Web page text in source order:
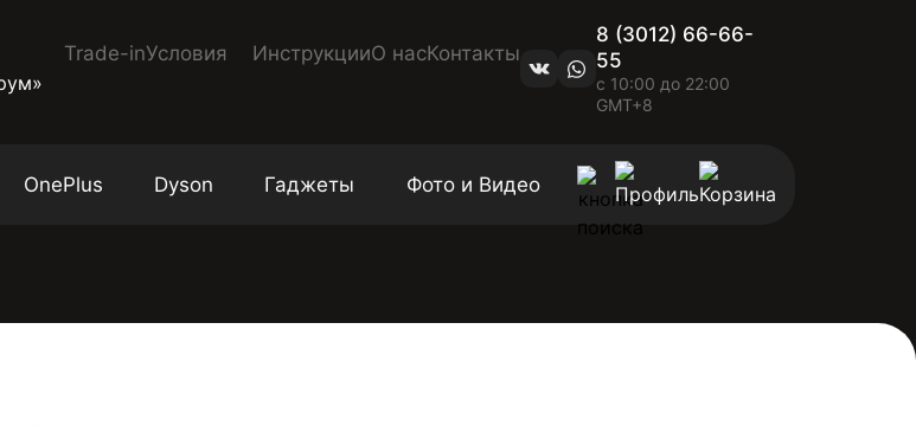
Trade-inУсловия ИнструкцииО насКонтакты
8 (3012) 66-66-
55
с 10:00 до 22:00
GMT+8
OnePlus Dyson Гаджеты Фото и Видео